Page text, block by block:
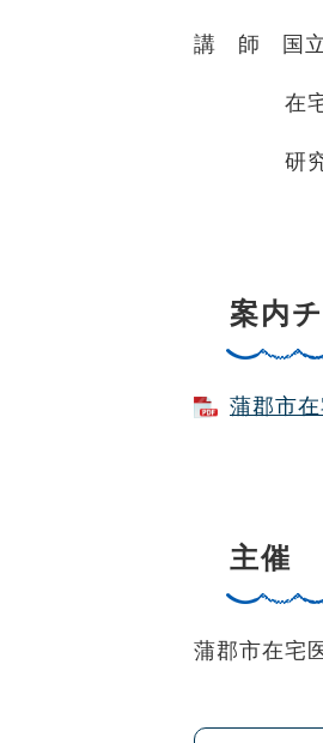
講 師 国立
在宅医
研究員
案内
蒲郡市
主催
蒲郡市在宅